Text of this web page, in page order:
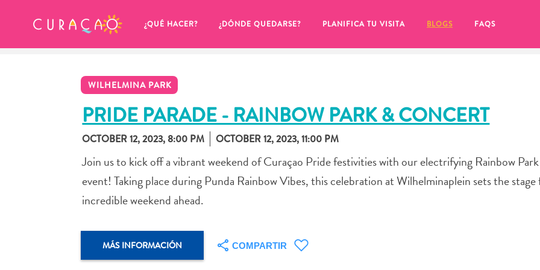
¿QUÉ HACER? ¿DÓNDE QUEDARSE? PLANIFICA TU VISITA BLOGS FAQS
WILHELMINA PARK
PRIDE PARADE - RAINBOW PARK & CONCERT
OCTOBER 12, 2023, 8:00 PM OCTOBER 12, 2023, 11:00 PM
Join us to kick off a vibrant weekend of Curaçao Pride festivities with our electrifying Rainbow
event! Taking place during Punda Rainbow Vibes, this celebration at Wilhelminaplein sets the stage
incredible weekend ahead.
MÁS INFORMACIÓN COMPARTIR
MIS FAVORITOS
ningún lugar favorito aún.
Cuando quiera guardar algo para más tarde, asegúrese de hacer clic en el